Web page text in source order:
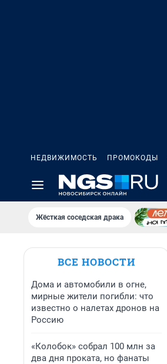
НЕДВИЖИМОСТЬ ПРОМОКОДЫ
Жёсткая соседская драка
ВСЕ НОВОСТИ
Дома и автомобили в огне,
мирные жители погибли: что
известно о налетах дронов на
Россию
«Колобок» собрал 100 млн за
два дня проката, но фанаты